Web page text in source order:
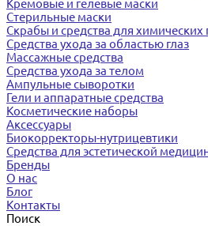
Кремовые и гелевые маски
Стерильные маски
Скрабы и средства для химических
Средства ухода за областью глаз
Массажные средства
Средства ухода за телом
Ампульные сыворотки
Гели и аппаратные средства
Косметические наборы
Аксессуары
Биокорректоры-нутрицевтики
Средства для эстетической
Бренды
О нас
Блог
Контакты
Поиск